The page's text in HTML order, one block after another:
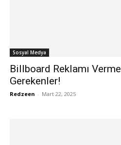
Sosyal Medya
Billboard Reklamı
Gerekenler!
Redzeen - Mart 22, 2025